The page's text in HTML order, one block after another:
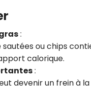
:
ou chips
calorique.
:
devenir un frein à